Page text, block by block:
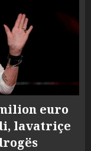
euro
lavatriçe